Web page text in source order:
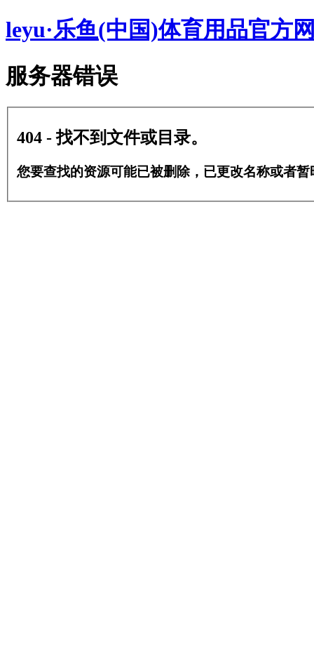
leyu·乐鱼(中国)体育用品官方
服务器错误
404 - 找不到文件或目录。
您要查找的资源可能已被删除，已更改名称或者暂